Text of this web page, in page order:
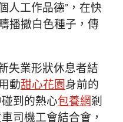
人工作品德”，在快
播撒白色種子，傳
失業形狀休息者結
動甜心花園身前的
到的熱心包養網剎
司機工會結合會，